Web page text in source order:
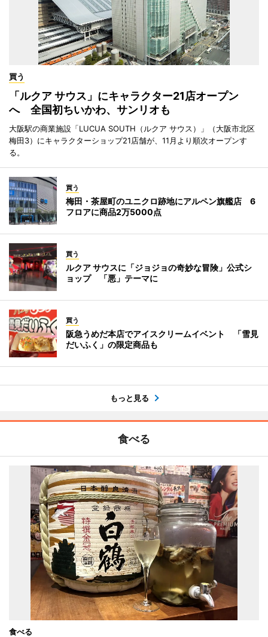
買う
「ルクア サウス」にキャラクター21店オープン
へ 全国初ちいかわ、サンリオも
大阪駅の商業施設「LUCUA SOUTH（ルクア サウス）」（大阪市北区
梅田3）にキャラクターショップ21店舗が、11月より順次オープンす
る。
買う
梅田・茶屋町のユニクロ跡地にアルペン旗艦店 6
フロアに商品2万5000点
買う
ルクア サウスに「ジョジョの奇妙な冒険」公式シ
ョップ 「悪」テーマに
買う
阪急うめだ本店でアイスクリームイベント 「雪見
だいふく」の限定商品も
もっと見る
食べる
食べる